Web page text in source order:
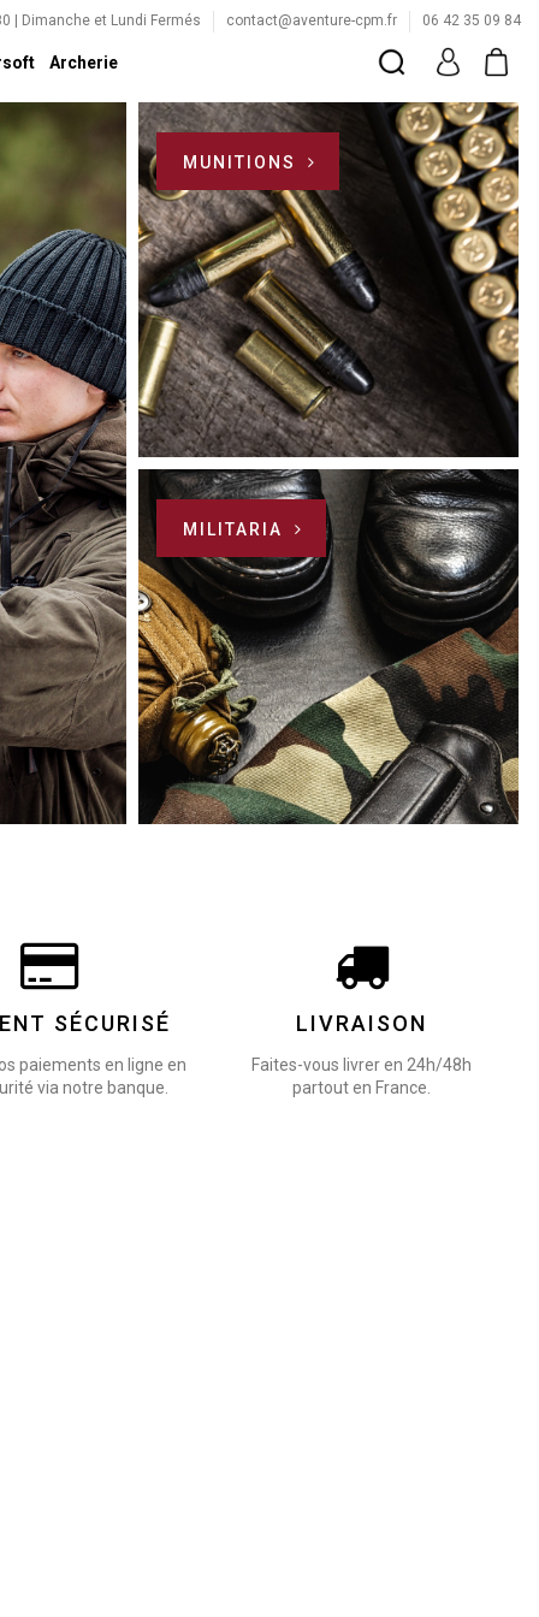
| Dimanche et Lundi Fermés contact@aventure-cpm.fr 06 42 35 09 84
Archerie
MUNITIONS
MILITARIA
SÉCURISÉ
paiements en ligne en
via notre banque.
LIVRAISON
Faites-vous livrer en 24h/48h
partout en France.